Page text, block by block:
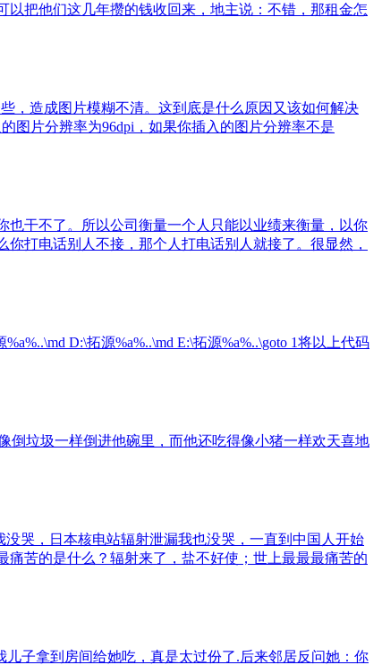
把他们这几年攒的钱收回来，地主说：不错，那租金怎
，造成图片模糊不清。这到底是什么原因又该如何解决
图片分辨率为96dpi，如果你插入的图片分辨率不是
干不了。所以公司衡量一个人只能以业绩来衡量，以你
打电话别人不接，那个人打电话别人就接了。很显然，
D:\拓源%a%..\md E:\拓源%a%..\goto 1将以上代码
倒垃圾一样倒进他碗里，而他还吃得像小猪一样欢天喜地
哭，日本核电站辐射泄漏我也没哭，一直到中国人开始
苦的是什么？辐射来了，盐不好使；世上最最最痛苦的
子拿到房间给她吃，真是太过份了.后来邻居反问她：你